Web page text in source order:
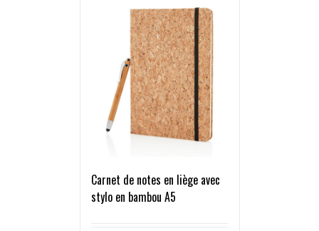
Carnet de notes en liège avec
stylo en bambou A5